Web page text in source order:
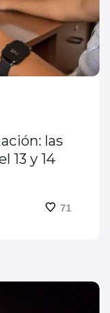
las
13 y 14
71